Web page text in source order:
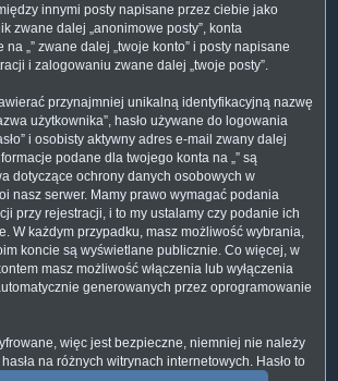
innymi posty napisane przez ciebie jako
zwane dalej „anonimowe posty”, konta
na „” zwane dalej „twoje konto” i posty napisane
i zalogowaniu zwane dalej „twoje posty”.
przynajmniej unikalną identyfikacyjną nazwę
użytkownika”, hasło używane do logowania
i osobisty aktywny adres e-mail zwany dalej
podane dla twojego konta na „” są
dotyczące ochrony danych osobowych w
nasz serwer. Mamy prawo wymagać podania
przy rejestracji, i to my ustalamy czy podanie ich
W każdym przypadku, masz możliwość wybrania,
koncie są wyświetlane publicznie. Co więcej, w
masz możliwość włączenia lub wyłączenia
generowanych przez oprogramowanie
więc jest bezpieczne, niemniej nie należy
na różnych witrynach internetowych. Hasło to